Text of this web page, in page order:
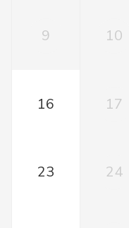
9 10
16 17
23 24